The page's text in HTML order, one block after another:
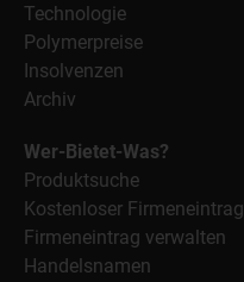
Technologie
Polymerpreise
Insolvenzen
Archiv
Wer-Bietet-Was?
Produktsuche
Kostenloser Firmeneintrag
Firmeneintrag verwalten
Handelsnamen